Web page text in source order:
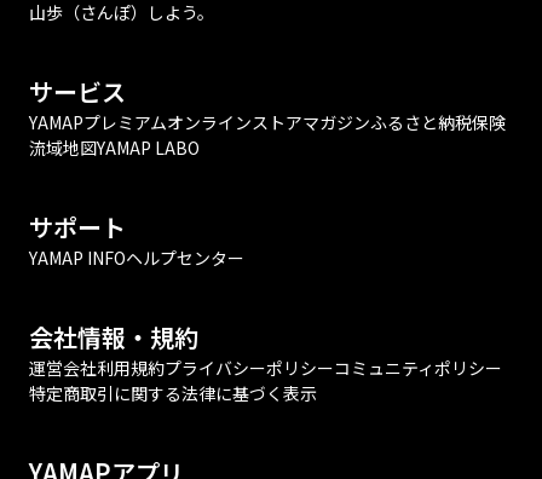
山歩（さんぽ）しよう。
サービス
YAMAPプレミアムオンラインストアマガジンふるさと納税保険
流域地図YAMAP LABO
サポート
YAMAP INFOヘルプセンター
会社情報・規約
運営会社利用規約プライバシーポリシーコミュニティポリシー
特定商取引に関する法律に基づく表示